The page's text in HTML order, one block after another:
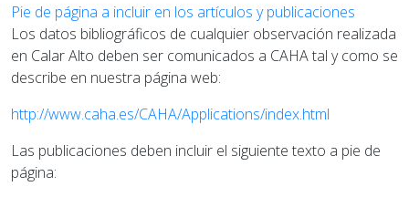
Pie de página a incluir en los artículos y publicaciones
Los datos bibliográficos de cualquier observación realizada
en Calar Alto deben ser comunicados a CAHA tal y como se
describe en nuestra página web:
http://www.caha.es/CAHA/Applications/index.html
Las publicaciones deben incluir el siguiente texto a pie de
página: